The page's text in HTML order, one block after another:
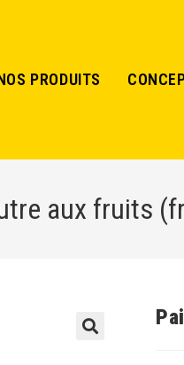
PRODUITS
aux fruits